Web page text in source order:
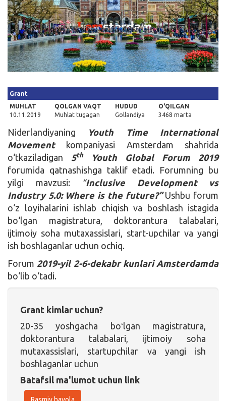
Kirish
Grant
MUHLAT
10.11.2019
QOLGAN VAQT
Muhlat tugagan
HUDUD
Gollandiya
O'QILGAN
3468 marta
Niderlandiyaning
Youth Time International
Movement kompaniyasi Amsterdam shahrida
o‘tkaziladigan 5thYouth Global Forum 2019
forumida qatnashishga taklif etadi. Forumning bu
yilgi mavzusi:
“Inclusive Development vs
Industry 5.0: Where is the future?”Ushbu forum
o‘z loyihalarini ishlab chiqish va boshlash istagida
bo‘lgan magistratura, doktorantura talabalari,
ijtimoiy soha mutaxassislari, start-upchilar va yangi
ish boshlaganlar uchun ochiq.
Forum 2019-yil 2-6-dekabr kunlari Amsterdamda
bo‘lib o‘tadi.
Grant kimlar uchun?
20-35 yoshgacha boʻlgan magistratura,
doktorantura talabalari, ijtimoiy soha
mutaxassislari, startupchilar va yangi ish
boshlaganlar uchun
Batafsil ma'lumot uchun link